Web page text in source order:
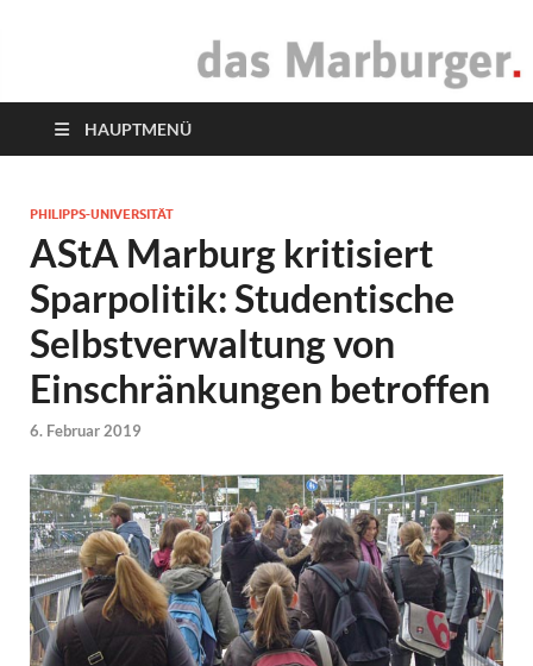
das Marburger.
HAUPTMENÜ
PHILIPPS-UNIVERSITÄT
AStA Marburg kritisiert
Sparpolitik: Studentische
Selbstverwaltung von
Einschränkungen betroffen
6. Februar 2019